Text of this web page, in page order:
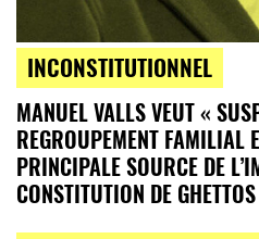
INCONSTITUTIONNEL
MANUEL VALLS VEUT «
REGROUPEMENT FAMILIAL
PRINCIPALE SOURCE DE
CONSTITUTION DE